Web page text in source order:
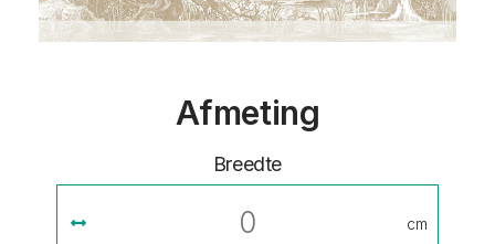
Afmeting
Breedte
cm